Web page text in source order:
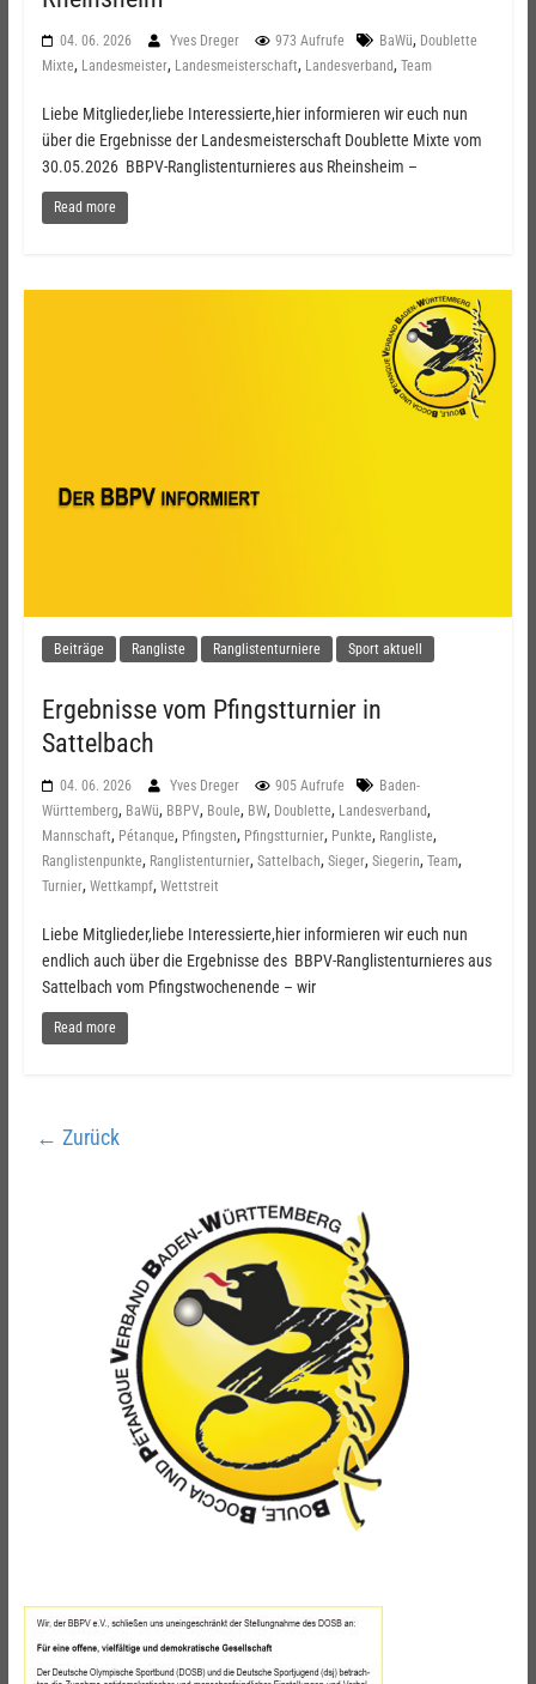
04. 06. 2026 Yves Dreger 973 Aufrufe BaWü, Doublette
Mixte, Landesmeister, Landesmeisterschaft, Landesverband, Team
Liebe Mitglieder,liebe Interessierte,hier informieren wir euch nun
über die Ergebnisse der Landesmeisterschaft Doublette Mixte vom
30.05.2026 BBPV-Ranglistenturnieres aus Rheinsheim –
Read more
Beiträge Rangliste Ranglistenturniere Sport aktuell
Ergebnisse vom Pfingstturnier in
Sattelbach
04. 06. 2026 Yves Dreger 905 Aufrufe
Baden-
Württemberg, BaWü, BBPV, Boule, BW, Doublette, Landesverband,
Mannschaft, Pétanque, Pfingsten, Pfingstturnier, Punkte, Rangliste,
Ranglistenpunkte, Ranglistenturnier, Sattelbach, Sieger, Siegerin, Team,
Turnier, Wettkampf, Wettstreit
Liebe Mitglieder,liebe Interessierte,hier informieren wir euch nun
endlich auch über die Ergebnisse des BBPV-Ranglistenturnieres aus
Sattelbach vom Pfingstwochenende – wir
Read more
← Zurück